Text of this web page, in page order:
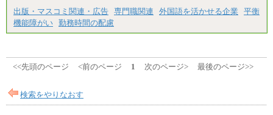
間に応じて、時間外手当等を支給。
エリアサポート職 月給188,000円
■（株）JTBグローバルマーケティング＆トラベル
給
※詳細はJTBキャリアサイトよりご確認ください。
出版・マスコミ関連・広告 専門職関連 外国語を活かせる企業
平衡
機能障がい 勤務時間の配慮
<<先頭のページ <前のページ 1 次のページ> 最後のページ>>
検索をやりなおす